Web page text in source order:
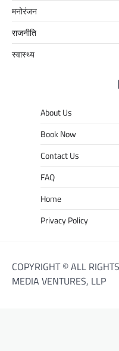
मनोरंजन
राजनीति
स्वास्थ्य
About Us
Book Now
Contact Us
FAQ
Home
Privacy Policy
COPYRIGHT © ALL
MEDIA VENTURES, LLP